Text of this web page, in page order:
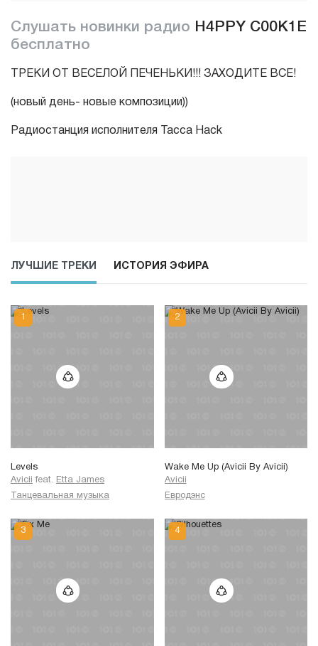
Слушать новинки радио H4PPY C00K1E
бесплатно
ТРЕКИ ОТ ВЕСЕЛОЙ ПЕЧЕНЬКИ!!! ЗАХОДИТЕ ВСЕ!
(новый день- новые композиции))
Радиостанция исполнителя Tacca Hack
ЛУЧШИЕ ТРЕКИ ИСТОРИЯ ЭФИРА
Levels
Avicii feat. Etta James
Танцевальная музыка
Wake Me Up (Avicii By Avicii)
Avicii
Евродэнс